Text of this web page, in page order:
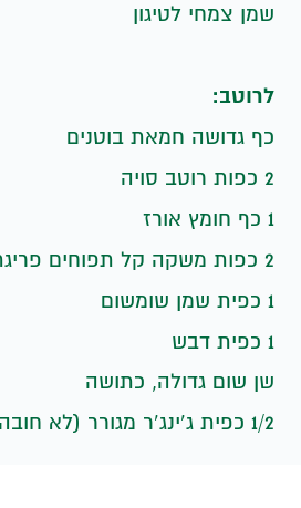
שמן צמחי לטיגון
לרוטב:
כף גדושה חמאת בוטנים
2 כפות רוטב סויה
1 כף חומץ אורז
2 כפות משקה קל תפוחים פריגת
1 כפית שמן שומשום
1 כפית דבש
שן שום גדולה, כתושה
1/2 כפית ג’ינג’ר מגורר (לא חובה)